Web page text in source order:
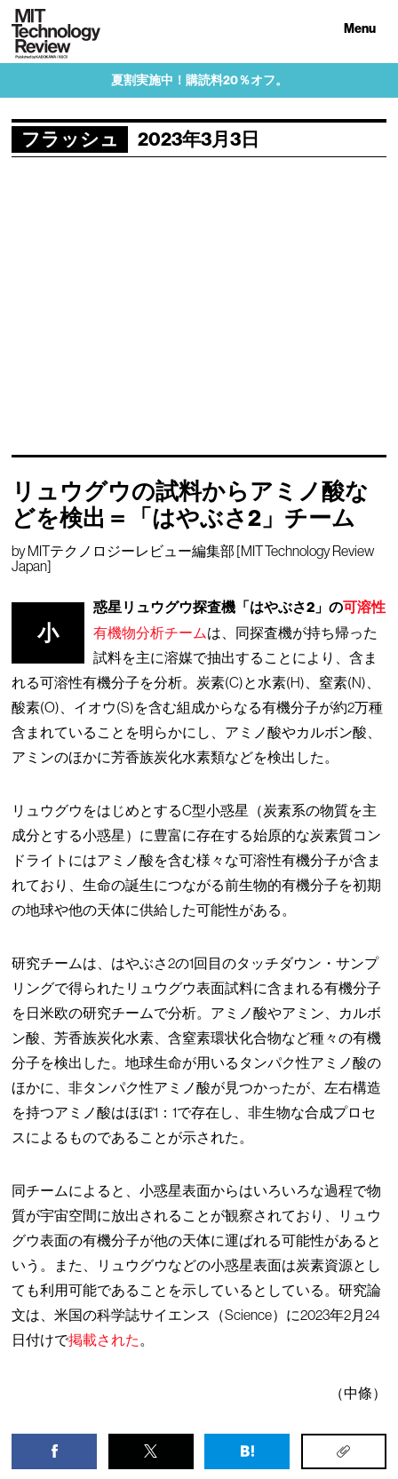
Menu
夏割実施中！購読料20％オフ。
フラッシュ 2023年3月3日
リュウグウの試料からアミノ酸な
どを検出＝「はやぶさ2」チーム
byMITテクノロジーレビュー編集部 [MIT Technology Review
Japan]
小
惑星リュウグウ探査機「はやぶさ2」の可溶性
有機物分析チームは、同探査機が持ち帰った
試料を主に溶媒で抽出することにより、含ま
れる可溶性有機分子を分析。炭素(C)と水素(H)、窒素(N)、
酸素(O)、イオウ(S)を含む組成からなる有機分子が約2万種
含まれていることを明らかにし、アミノ酸やカルボン酸、
アミンのほかに芳香族炭化水素類などを検出した。
リュウグウをはじめとするC型小惑星（炭素系の物質を主
成分とする小惑星）に豊富に存在する始原的な炭素質コン
ドライトにはアミノ酸を含む様々な可溶性有機分子が含ま
れており、生命の誕生につながる前生物的有機分子を初期
の地球や他の天体に供給した可能性がある。
研究チームは、はやぶさ2の1回目のタッチダウン・サンプ
リングで得られたリュウグウ表面試料に含まれる有機分子
を日米欧の研究チームで分析。アミノ酸やアミン、カルボ
ン酸、芳香族炭化水素、含窒素環状化合物など種々の有機
分子を検出した。地球生命が用いるタンパク性アミノ酸の
ほかに、非タンパク性アミノ酸が見つかったが、左右構造
を持つアミノ酸はほぼ1：1で存在し、非生物な合成プロセ
スによるものであることが示された。
同チームによると、小惑星表面からはいろいろな過程で物
質が宇宙空間に放出されることが観察されており、リュウ
グウ表面の有機分子が他の天体に運ばれる可能性があると
いう。また、リュウグウなどの小惑星表面は炭素資源とし
ても利用可能であることを示しているとしている。研究論
文は、米国の科学誌サイエンス（Science）に2023年2月24
日付けで掲載された 。
（中條）